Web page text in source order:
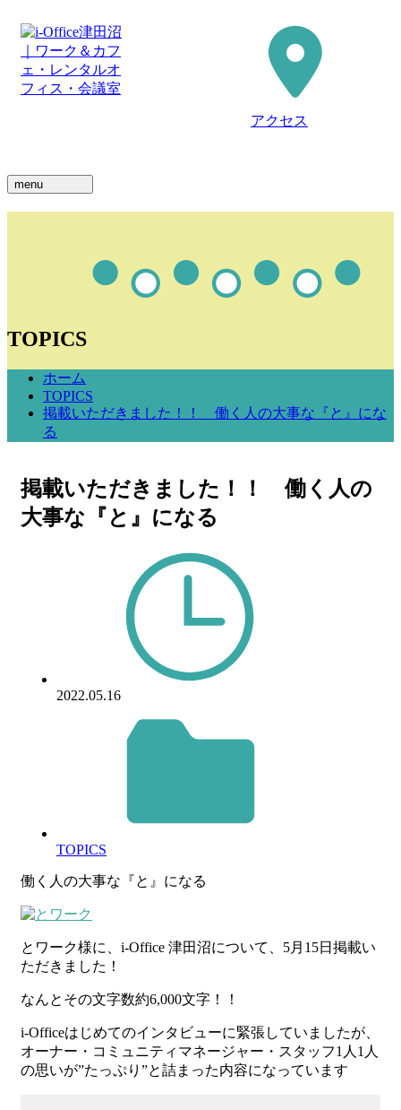
アクセス
menu
TOPICS
ホーム
TOPICS
掲載いただきました！！ 働く人の大事な『と』にな
る
掲載いただきました！！ 働く人の
大事な『と』になる
2022.05.16
TOPICS
働く人の大事な『と』になる
とワーク様に、i-Office 津田沼について、5月15日掲載い
ただきました！
なんとその文字数約6,000文字！！
i-Officeはじめてのインタビューに緊張していましたが、
オーナー・コミュニティマネージャー・スタッフ1人1人
の思いが”たっぷり”と詰まった内容になっています